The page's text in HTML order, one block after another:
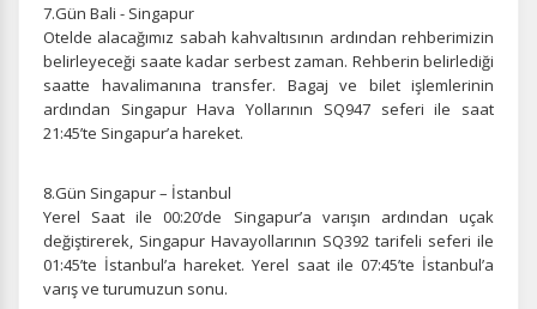
edersiniz, ancak daha az alakalı olabilirler.
Tercihleri Kaydet
7.Gün Bali - Singapur
Otelde alacağımız sabah kahvaltısının ardından rehberimizin
belirleyeceği saate kadar serbest zaman. Rehberin belirlediği
saatte havalimanına transfer. Bagaj ve bilet işlemlerinin
ardından Singapur Hava Yollarının SQ947 seferi ile saat
21:45’te Singapur’a hareket.
8.Gün Singapur – İstanbul
Yerel Saat ile 00:20’de Singapur’a varışın ardından uçak
değiştirerek, Singapur Havayollarının SQ392 tarifeli seferi ile
01:45’te İstanbul’a hareket. Yerel saat ile 07:45’te İstanbul’a
varış ve turumuzun sonu.